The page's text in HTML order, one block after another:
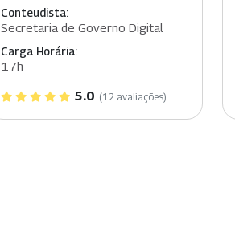
Conteudista:
Secretaria de Governo Digital
Carga Horária:
17h
5.0 (12 avaliações)